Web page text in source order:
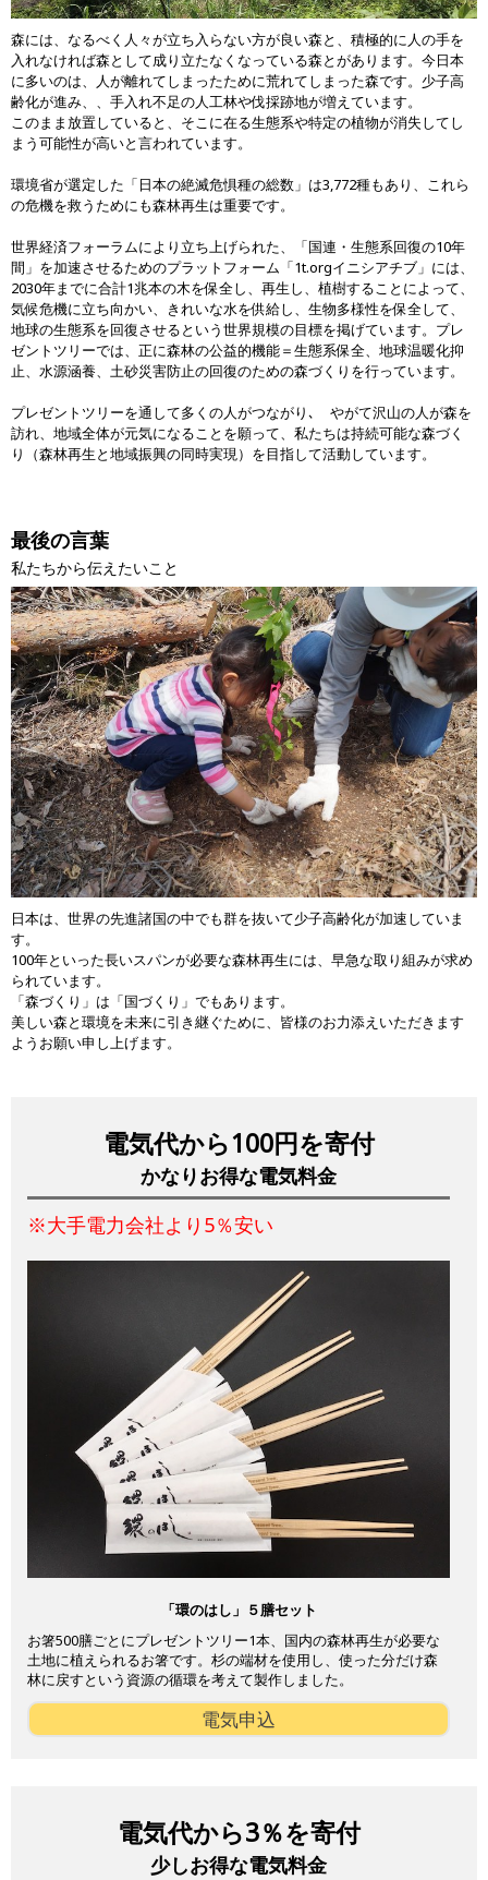
森には、なるべく人々が立ち入らない方が良い森と、積極的に人の手を
入れなければ森として成り立たなくなっている森とがあります。今日本
に多いのは、人が離れてしまったために荒れてしまった森です。少子高
齢化が進み、、手入れ不足の人工林や伐採跡地が増えています。
このまま放置していると、そこに在る生態系や特定の植物が消失してし
まう可能性が高いと言われています。
環境省が選定した「日本の絶滅危惧種の総数」は3,772種もあり、これら
の危機を救うためにも森林再生は重要です。
世界経済フォーラムにより立ち上げられた、「国連・生態系回復の10年
間」を加速させるためのプラットフォーム「1t.orgイニシアチブ」には、
2030年までに合計1兆本の木を保全し、再生し、植樹することによって、
気候危機に立ち向かい、きれいな水を供給し、生物多様性を保全して、
地球の生態系を回復させるという世界規模の目標を掲げています。プレ
ゼントツリーでは、正に森林の公益的機能＝生態系保全、地球温暖化抑
止、水源涵養、土砂災害防止の回復のための森づくりを行っています。
プレゼントツリーを通して多くの人がつながり､ やがて沢山の人が森を
訪れ、地域全体が元気になることを願って、私たちは持続可能な森づく
り（森林再生と地域振興の同時実現）を目指して活動しています。
最後の言葉
私たちから伝えたいこと
日本は、世界の先進諸国の中でも群を抜いて少子高齢化が加速していま
す。
100年といった長いスパンが必要な森林再生には、早急な取り組みが求め
られています。
「森づくり」は「国づくり」でもあります。
美しい森と環境を未来に引き継ぐために、皆様のお力添えいただきます
ようお願い申し上げます。
電気代から100円を寄付
かなりお得な電気料金
※大手電力会社より5％安い
「環のはし」５膳セット
お箸500膳ごとにプレゼントツリー1本、国内の森林再生が必要な
土地に植えられるお箸です。杉の端材を使用し、使った分だけ森
林に戻すという資源の循環を考えて製作しました。
電気申込
電気代から3％を寄付
少しお得な電気料金